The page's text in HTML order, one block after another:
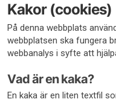
Kakor (cookies)
På denna webbplats
webbplatsen ska fungera
webbanalys i syfte att
Vad är en kaka?
En kaka är en liten textfil